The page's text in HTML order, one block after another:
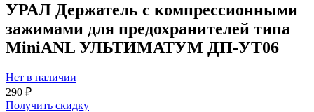
УРАЛ Держатель с компрессионными
зажимами для предохранителей типа
MiniANL УЛЬТИМАТУМ ДП-УТ06
Нет в наличии
290 ₽
Получить скидку